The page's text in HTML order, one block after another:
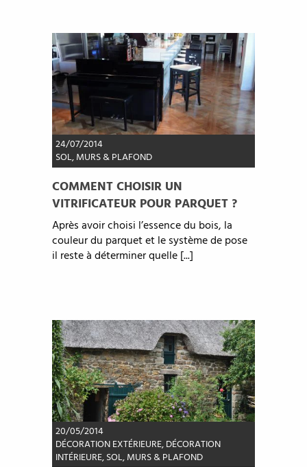
24/07/2014
SOL, MURS & PLAFOND
COMMENT CHOISIR UN
VITRIFICATEUR POUR PARQUET ?
Après avoir choisi l’essence du bois, la
couleur du parquet et le système de pose
il reste à déterminer quelle [...]
20/05/2014
DÉCORATION EXTÉRIEURE,DÉCORATION
INTÉRIEURE,SOL, MURS & PLAFOND